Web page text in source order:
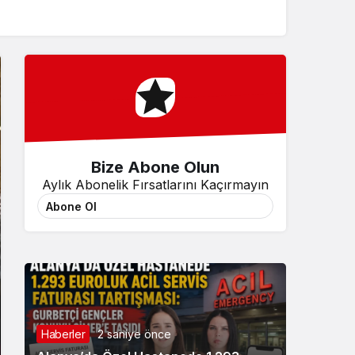
Bize Abone Olun
Aylık Abonelik Fırsatlarını Kaçırmayın
Abone Ol
Haberler 2 saniye önce